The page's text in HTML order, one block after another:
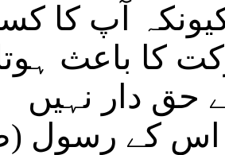
آپ کا
کا باعث
حق دار نہیں
اس کے رسول